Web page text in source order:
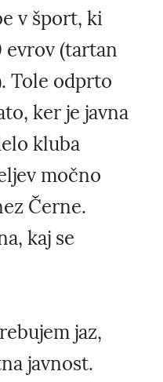
v šport, ki
evrov (tartan
Tole odprto
ker je javna
kluba
močno
Černe.
kaj se
jaz,
javnost.